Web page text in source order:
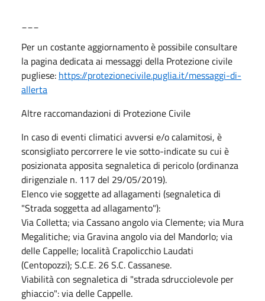
Per un costante aggiornamento è possibile consultare
la pagina dedicata ai messaggi della Protezione civile
pugliese: https://protezionecivile.puglia.it/messaggi-di-
allerta
Altre raccomandazioni di Protezione Civile
In caso di eventi climatici avversi e/o calamitosi, è
sconsigliato percorrere le vie sotto-indicate su cui è
posizionata apposita segnaletica di pericolo (ordinanza
dirigenziale n. 117 del 29/05/2019).
Elenco vie soggette ad allagamenti (segnaletica di
"Strada soggetta ad allagamento"):
Via Colletta; via Cassano angolo via Clemente; via Mura
Megalitiche; via Gravina angolo via del Mandorlo; via
delle Cappelle; località Crapolicchio Laudati
(Centopozzi); S.C.E. 26 S.C. Cassanese.
Viabilità con segnaletica di "strada sdrucciolevole per
ghiaccio": via delle Cappelle.